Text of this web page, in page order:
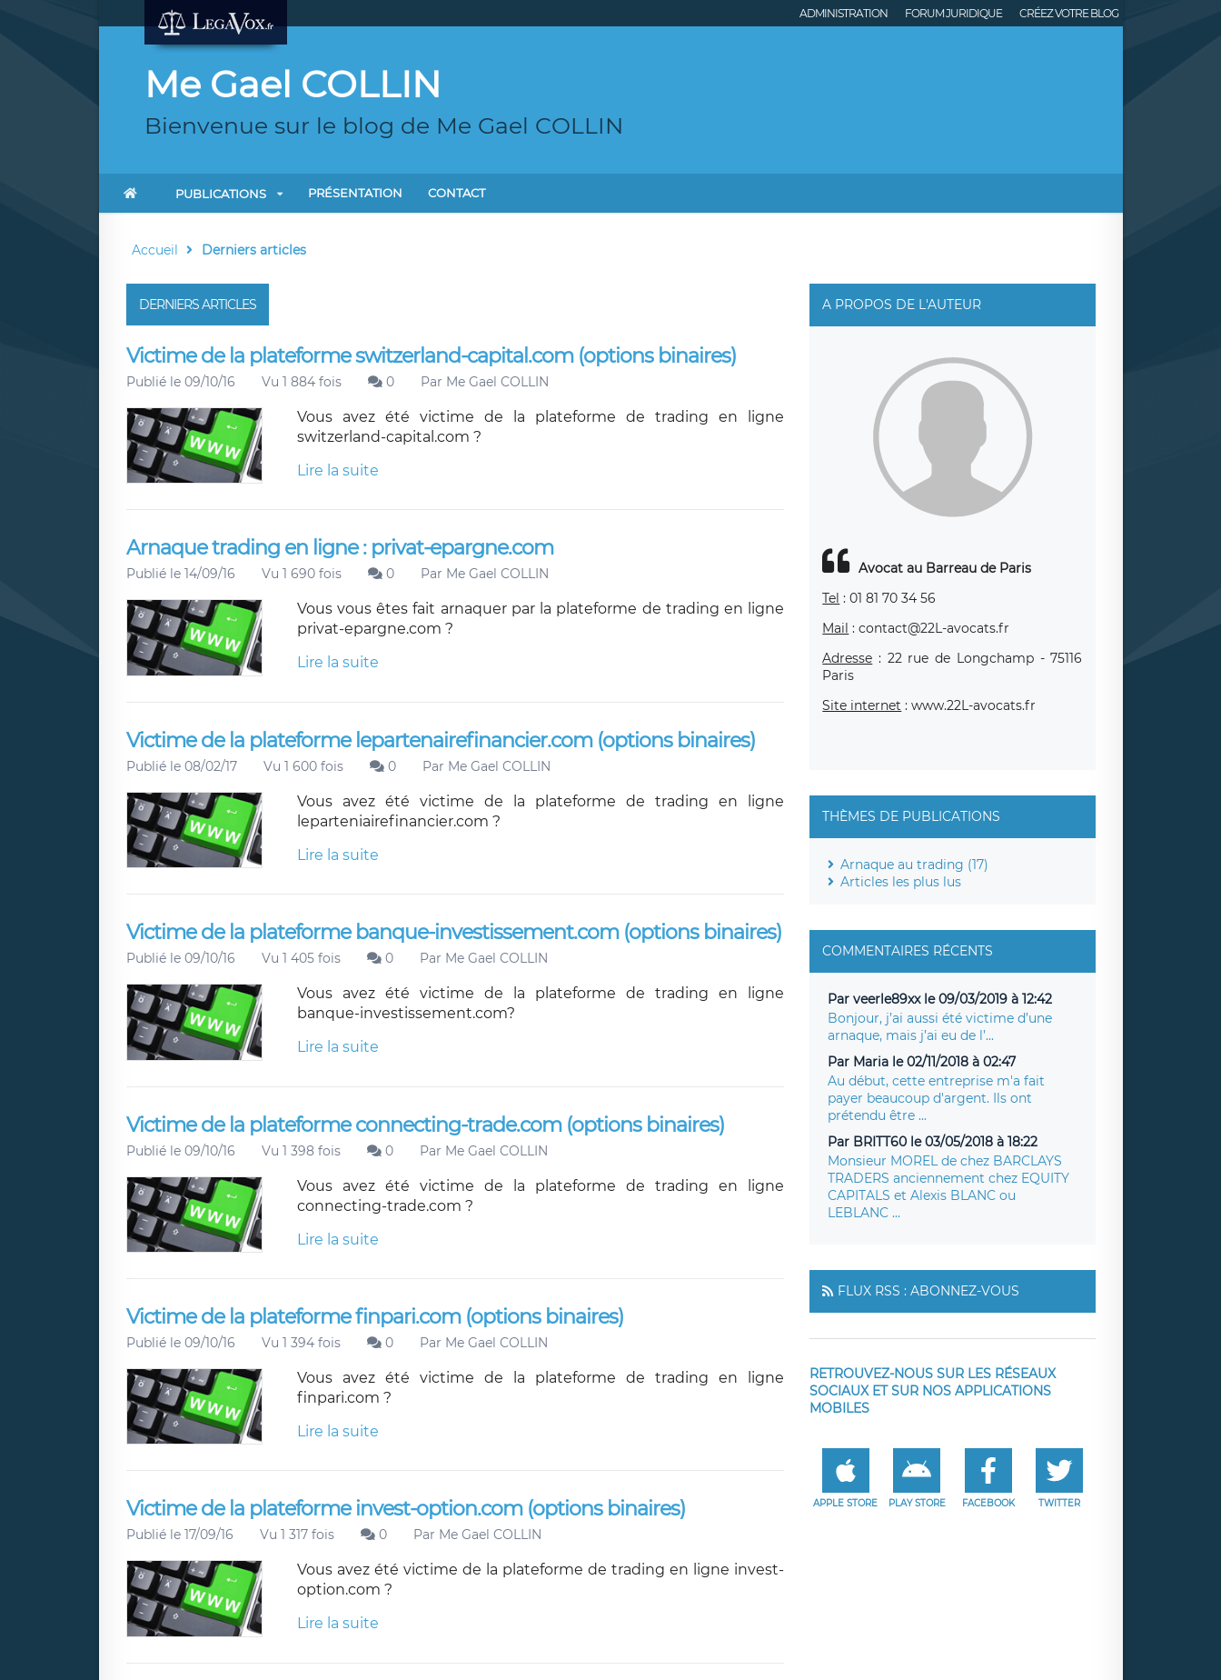
ADMINISTRATION FORUM JURIDIQUE CRÉEZ VOTRE BLOG
Me Gael COLLIN
Bienvenue sur le blog de Me Gael COLLIN
PUBLICATIONS PRÉSENTATION CONTACT
Accueil Derniers articles
DERNIERS ARTICLES
Victime de la plateforme switzerland-capital.com (options binaires)
Publié le 09/10/16 Vu 1 884 fois 0 Par Me Gael COLLIN
Vous avez été victime de la plateforme de trading en ligne
switzerland-capital.com ?
Lire la suite
Arnaque trading en ligne : privat-epargne.com
Publié le 14/09/16 Vu 1 690 fois 0 Par Me Gael COLLIN
Vous vous êtes fait arnaquer par la plateforme de trading en ligne
privat-epargne.com ?
Lire la suite
Victime de la plateforme lepartenairefinancier.com (options binaires)
Publié le 08/02/17 Vu 1 600 fois 0 Par Me Gael COLLIN
Vous avez été victime de la plateforme de trading en ligne
leparteniairefinancier.com ?
Lire la suite
Victime de la plateforme banque-investissement.com (options binaires)
Publié le 09/10/16 Vu 1 405 fois 0 Par Me Gael COLLIN
Vous avez été victime de la plateforme de trading en ligne
banque-investissement.com?
Lire la suite
Victime de la plateforme connecting-trade.com (options binaires)
Publié le 09/10/16 Vu 1 398 fois 0 Par Me Gael COLLIN
Vous avez été victime de la plateforme de trading en ligne
connecting-trade.com ?
Lire la suite
Victime de la plateforme finpari.com (options binaires)
Publié le 09/10/16 Vu 1 394 fois 0 Par Me Gael COLLIN
Vous avez été victime de la plateforme de trading en ligne
finpari.com ?
Lire la suite
Victime de la plateforme invest-option.com (options binaires)
Publié le 17/09/16 Vu 1 317 fois 0 Par Me Gael COLLIN
Vous avez été victime de la plateforme de trading en ligne invest-
option.com ?
Lire la suite
A PROPOS DE L'AUTEUR
Avocat au Barreau de Paris
Tel : 01 81 70 34 56
Mail : contact@22L-avocats.fr
Adresse : 22 rue de Longchamp - 75116
Paris
Site internet : www.22L-avocats.fr
THÈMES DE PUBLICATIONS
Arnaque au trading (17)
Articles les plus lus
COMMENTAIRES RÉCENTS
Par veerle89xx le 09/03/2019 à 12:42
Bonjour, j’ai aussi été victime d’une
arnaque, mais j’ai eu de l’...
Par Maria le 02/11/2018 à 02:47
Au début, cette entreprise m'a fait
payer beaucoup d'argent. Ils ont
prétendu être ...
Par BRITT60 le 03/05/2018 à 18:22
Monsieur MOREL de chez BARCLAYS
TRADERS anciennement chez EQUITY
CAPITALS et Alexis BLANC ou
LEBLANC ...
FLUX RSS : ABONNEZ-VOUS
RETROUVEZ-NOUS SUR LES RÉSEAUX
SOCIAUX ET SUR NOS APPLICATIONS
MOBILES
APPLE STORE PLAY STORE FACEBOOK TWITTER